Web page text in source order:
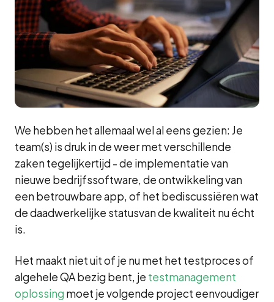
We hebben het allemaal wel al eens gezien: Je
team(s) is druk in de weer met verschillende
zaken tegelijkertijd - de implementatie van
nieuwe bedrijfssoftware, de ontwikkeling van
een betrouwbare app, of het bediscussiëren wat
de daadwerkelijke statusvan de kwaliteit nu écht
is.
Het maakt niet uit of je nu met het testproces of
algehele QA bezig bent, je testmanagement
oplossing moet je volgende project eenvoudiger